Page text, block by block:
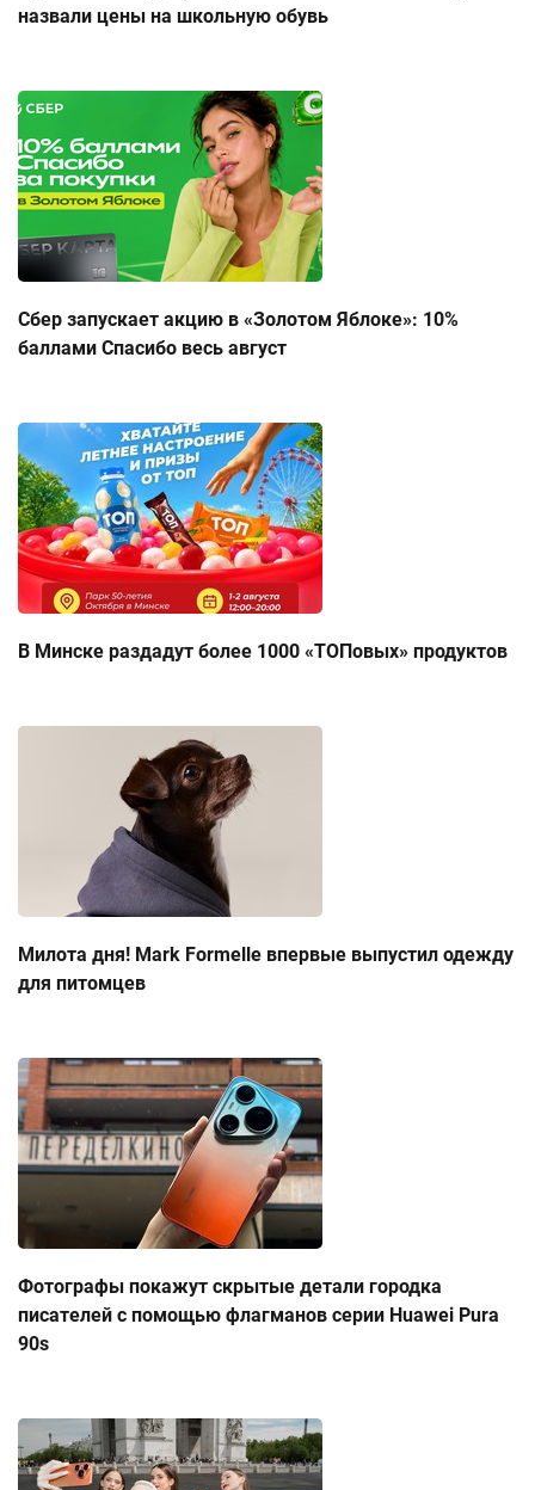
назвали цены на школьную обувь
Сбер запускает акцию в «Золотом Яблоке»: 10%
баллами Спасибо весь август
В Минске раздадут более 1000 «ТОПовых» продуктов
Милота дня! Mark Formelle впервые выпустил одежду
для питомцев
Фотографы покажут скрытые детали городка
писателей с помощью флагманов серии Huawei Pura
90s